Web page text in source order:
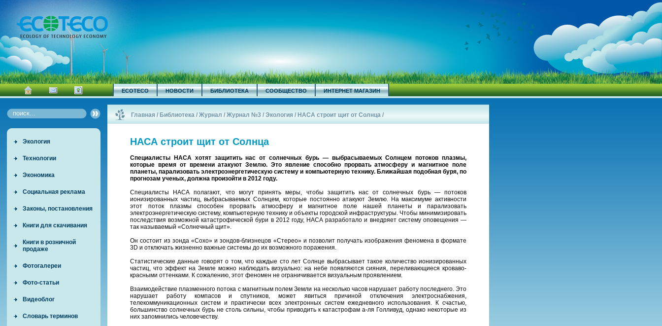
ECOTECO НОВОСТИ БИБЛИОТЕКА СООБЩЕСТВО ИНТЕРНЕТ МАГАЗИН
Экология
Технологии
Экономика
Социальная реклама
Законы, постановления
Книги для скачивания
Книги в розничной
продаже
Фотогалереи
Фото-статьи
Видеоблог
Словарь терминов
Главная / Библиотека /Журнал /Журнал №3 /Экология / НАСА строит щит от Солнца /
НАСА строит щит от Солнца
Специалисты НАСА хотят защитить нас от солнечных бурь — выбрасываемых Солнцем потоков плазмы,
которые время от времени атакуют Землю. Это явление способно прорвать атмосферу и магнитное поле
планеты, парализовать электроэнергетическую систему и компьютерную технику. Ближайшая подобная буря, по
прогнозам ученых, должна произойти в 2012 году.
Специалисты НАСА полагают, что могут принять меры, чтобы защитить нас от солнечных бурь — потоков
ионизированных частиц, выбрасываемых Солнцем, которые постоянно атакуют Землю. На максимуме активности
этот поток плазмы способен прорвать атмосферу и магнитное поле нашей планеты и парализовать
электроэнергетическую систему, компьютерную технику и объекты городской инфраструктуры. Чтобы минимизировать
последствия возможной катастрофической бури в 2012 году, НАСА разработало и внедряет систему оповещения —
так называемый «Солнечный щит».
Он состоит из зонда «Сохо» и зондов-близнецов «Стерео» и позволит получать изображения феномена в формате
3D и отключать жизненно важные системы до их возможного поражения.
Статистические данные говорят о том, что каждые сто лет Солнце выбрасывает такое количество ионизированных
частиц, что эффект на Земле можно наблюдать визуально: на небе появляются сияния, переливающиеся кроваво-
красными оттенками. К сожалению, этот феномен не ограничивается визуальным проявлением.
Взаимодействие плазменного потока с магнитным полем Земли на несколько часов нарушает работу последнего. Это
нарушает работу компасов и спутников, может явиться причиной отключения электроснабжения,
телекоммуникационных систем и практически всех электронных систем ежедневного использования. К счастью,
большинство солнечных бурь не столь сильны, чтобы приводить к катастрофам а-ля Голливуд, однако некоторые из
них запомнились человечеству.